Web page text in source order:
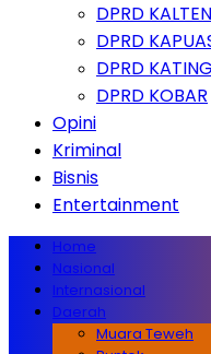
DPRD
DPRD
DPRD
DPRD KOBAR
Opini
Kriminal
Bisnis
Entertainment
Home
Nasional
Internasional
Daerah
Muara Teweh